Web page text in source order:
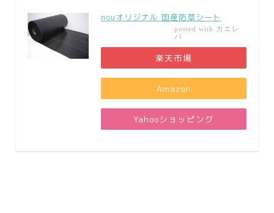
nouオリジナル 国産防草シート
posted with カエレ
バ
楽天市場
Amazon
Yahooショッピング